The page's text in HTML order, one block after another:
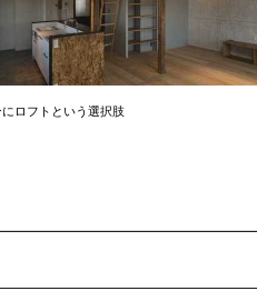
ロフトという選択肢